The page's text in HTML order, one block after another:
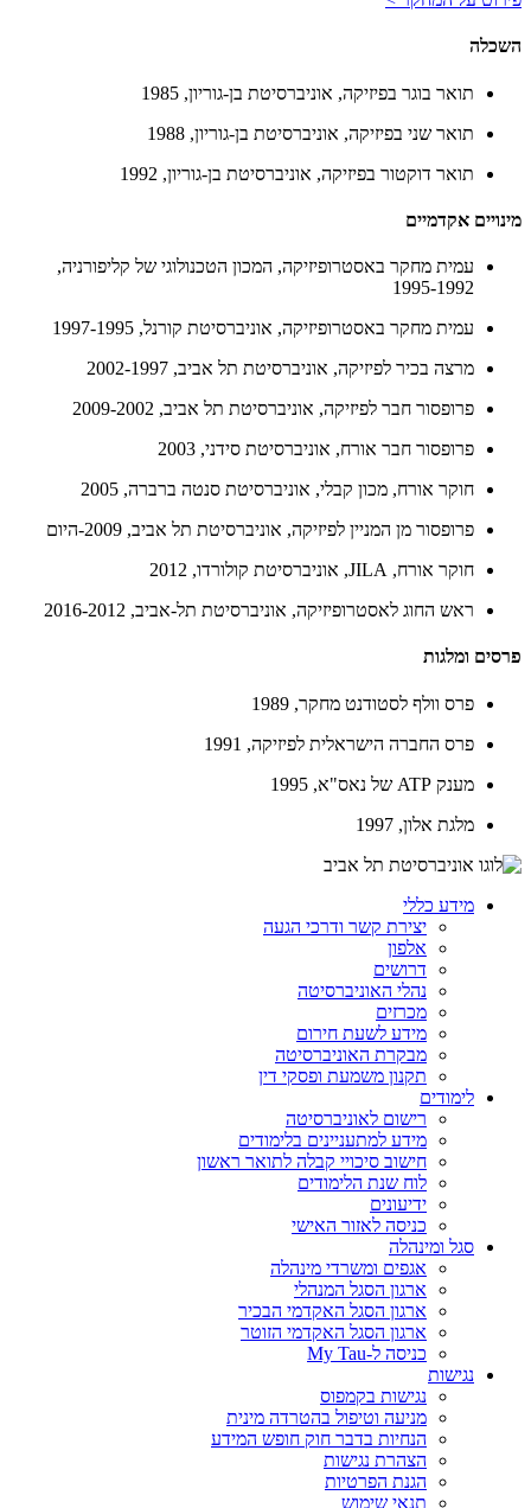
השכלה
תואר בוגר בפיזיקה, אוניברסיטת בן-גוריון, 1985
תואר שני בפיזיקה, אוניברסיטת בן-גוריון, 1988
תואר דוקטור בפיזיקה, אוניברסיטת בן-גוריון, 1992
מינויים אקדמיים
עמית מחקר באסטרופיזיקה, המכון הטכנולוגי של קליפורניה,
1995-1992
עמית מחקר באסטרופיזיקה, אוניברסיטת קורנל, 1997-1995
מרצה בכיר לפיזיקה, אוניברסיטת תל אביב, 2002-1997
פרופסור חבר לפיזיקה, אוניברסיטת תל אביב, 2009-2002
פרופסור חבר אורח, אוניברסיטת סידני, 2003
חוקר אורח, מכון קבלי, אוניברסיטת סנטה ברברה, 2005
פרופסור מן המניין לפיזיקה, אוניברסיטת תל אביב, 2009-היום
חוקר אורח, JILA, אוניברסיטת קולורדו, 2012
ראש החוג לאסטרופיזיקה, אוניברסיטת תל-אביב, 2016-2012
פרסים ומלגות
פרס וולף לסטודנט מחקר, 1989
פרס החברה הישראלית לפיזיקה, 1991
מענק ATP של נאס"א, 1995
מלגת אלון, 1997
מידע כללי
יצירת קשר ודרכי הגעה
אלפון
דרושים
נהלי האוניברסיטה
מכרזים
מידע לשעת חירום
מבקרת האוניברסיטה
תקנון משמעת ופסקי דין
לימודים
רישום לאוניברסיטה
מידע למתעניינים בלימודים
חישוב סיכויי קבלה לתואר ראשון
לוח שנת הלימודים
ידיעונים
כניסה לאזור האישי
סגל ומינהלה
אגפים ומשרדי מינהלה
ארגון הסגל המנהלי
ארגון הסגל האקדמי הבכיר
ארגון הסגל האקדמי הזוטר
כניסה ל-My Tau
נגישות
נגישות בקמפוס
מניעה וטיפול בהטרדה מינית
הנחיות בדבר חוק חופש המידע
הצהרת נגישות
הגנת הפרטיות
תנאי שימוש